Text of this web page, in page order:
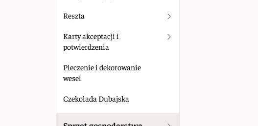
Reszta
Karty akceptacji i
potwierdzenia
Pieczenie i dekorowanie
wesel
Czekolada Dubajska